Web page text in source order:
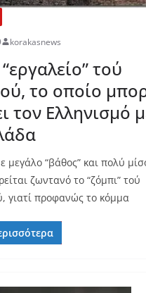
korakasnews
τού
το οποίο
τον Ελληνισμό
μεγάλο “βάθος” και πολύ
ζωντανό το “ζόμπι” τού
γιατί προφανώς το κόμμα